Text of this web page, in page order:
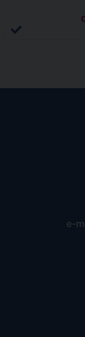
e-